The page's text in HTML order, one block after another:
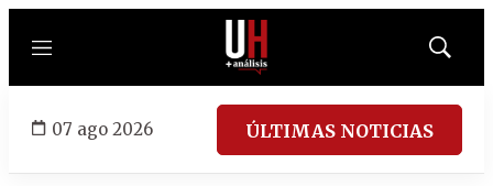
Menú
Mostrar
07 ago 2026 ÚLTIMAS NOTICIAS